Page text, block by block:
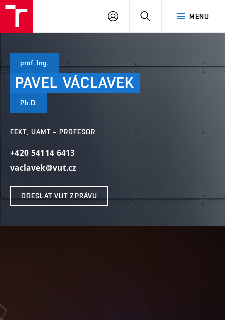
MENU
PŘIHLÁSIT
prof. Ing.
PAVEL VÁCLAVEK
Ph.D.
FEKT, UAMT – PROFESOR
+420 54114 6413
vaclavek@vut.cz
ODESLAT VUT ZPRÁVU